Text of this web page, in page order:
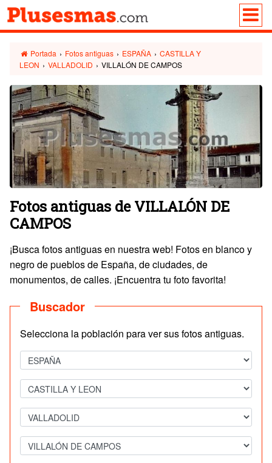
Portada › Fotos antiguas › ESPAÑA › CASTILLA Y
LEON › VALLADOLID › VILLALÓN DE CAMPOS
Fotos antiguas de VILLALÓN DE
CAMPOS
¡Busca fotos antiguas en nuestra web! Fotos en blanco y
negro de pueblos de España, de ciudades, de
monumentos, de calles. ¡Encuentra tu foto favorita!
Buscador
Selecciona la población para ver sus fotos antiguas.